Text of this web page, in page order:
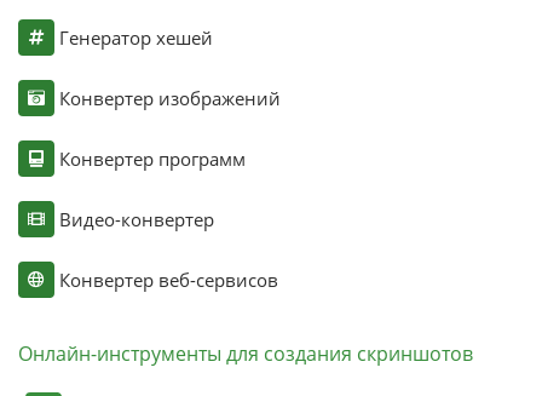
Генератор хешей
Конвертер изображений
Конвертер программ
Видео-конвертер
Конвертер веб-сервисов
Онлайн-инструменты для создания скриншотов